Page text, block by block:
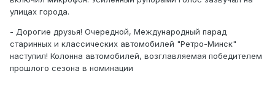
улицах города.
- Дорогие друзья! Очередной, Международный парад
старинных и классических автомобилей "Ретро-Минск"
наступил! Колонна автомобилей, возглавляемая победителем
прошлого сезона в номинации